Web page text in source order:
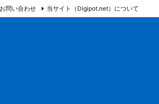
お問い合わせ 当サイト（Digipot.net）について